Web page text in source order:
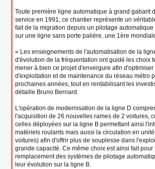
Toute première ligne automatique à grand gabarit
service en 1991, ce chantier représente un
fait de la migration depuis un pilotage
sur une ligne sans porte palière, une 1ère
« Les enseignements de l'automatisation de la
d'évolution de la fréquentation ont guidé les choix
mener à bien ce projet d'envergure afin d'optimiser
d'exploitation et de maintenance du réseau métro
prochaines années, tout en rentabilisant les
détaille Bruno Bernard.
L'opération de modernisation de la ligne D
l'acquisition de 26 nouvelles rames de 2 voitures,
celles déployées sur la ligne B permettant ainsi
matériels roulants mais aussi la circulation en
voitures) afin d'offrir plus de souplesse dans
grande capacité. Ce même choix est ainsi fait pour
remplacement des systèmes de pilotage
leur évolution sur la ligne B.